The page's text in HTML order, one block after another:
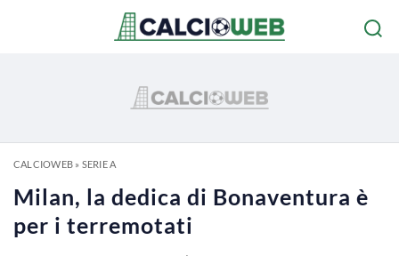
CALCIOWEB» SERIE A
Milan, la dedica di Bonaventura è
per i terremotati